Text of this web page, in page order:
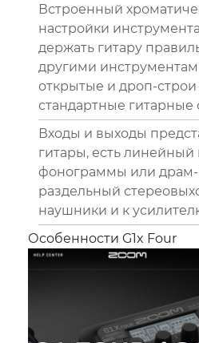
Встроенный
настройки
держать гитару
другими
открытые и дроп-
стандартные гитарные
Входы и выходы
гитары, есть линейный
фонограммы или
раздельный
наушники и к
Особенности G1x Four